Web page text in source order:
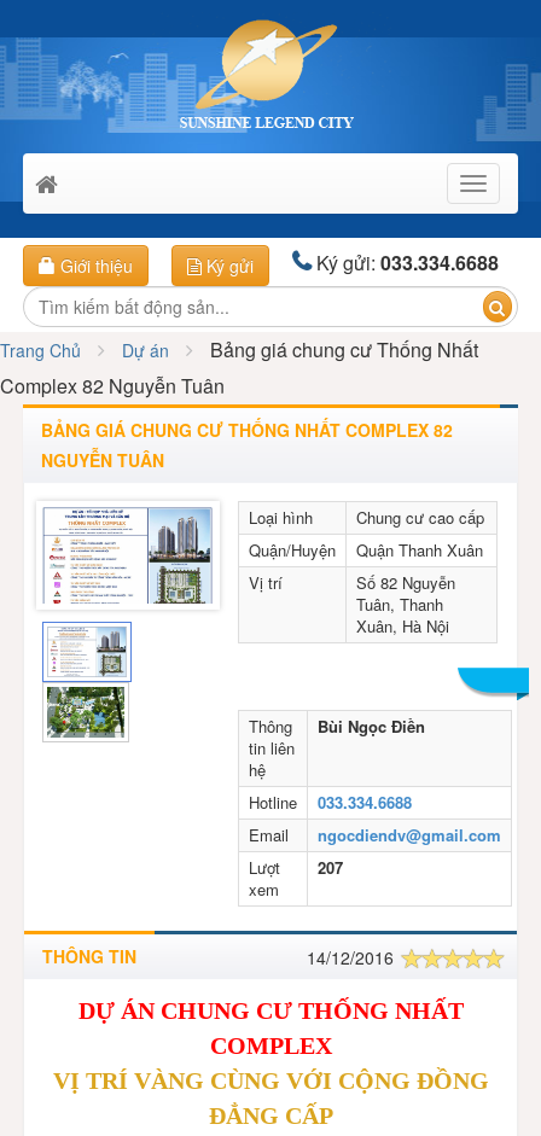
Toggle
Giới thiệu Ký gửi Ký gửi:033.334.6688
Trang Chủ Dự án
Bảng giá chung cư Thống Nhất
Complex 82 Nguyễn Tuân
BẢNG GIÁ CHUNG CƯ THỐNG NHẤT COMPLEX 82
NGUYỄN TUÂN
Loại hình
Chung cư cao cấp
Quận/Huyện
Quận Thanh Xuân
Vị trí
Số 82 Nguyễn
Tuân, Thanh
Xuân, Hà Nội
Thông
tin liên
hệ
Bùi Ngọc Điền
Hotline
033.334.6688
Email
ngocdiendv@gmail.com
Lượt
xem
207
THÔNG TIN 14/12/2016
DỰ ÁN CHUNG CƯ THỐNG NHẤT
COMPLEX
VỊ TRÍ VÀNG CÙNG VỚI CỘNG ĐỒNG
ĐẲNG CẤP